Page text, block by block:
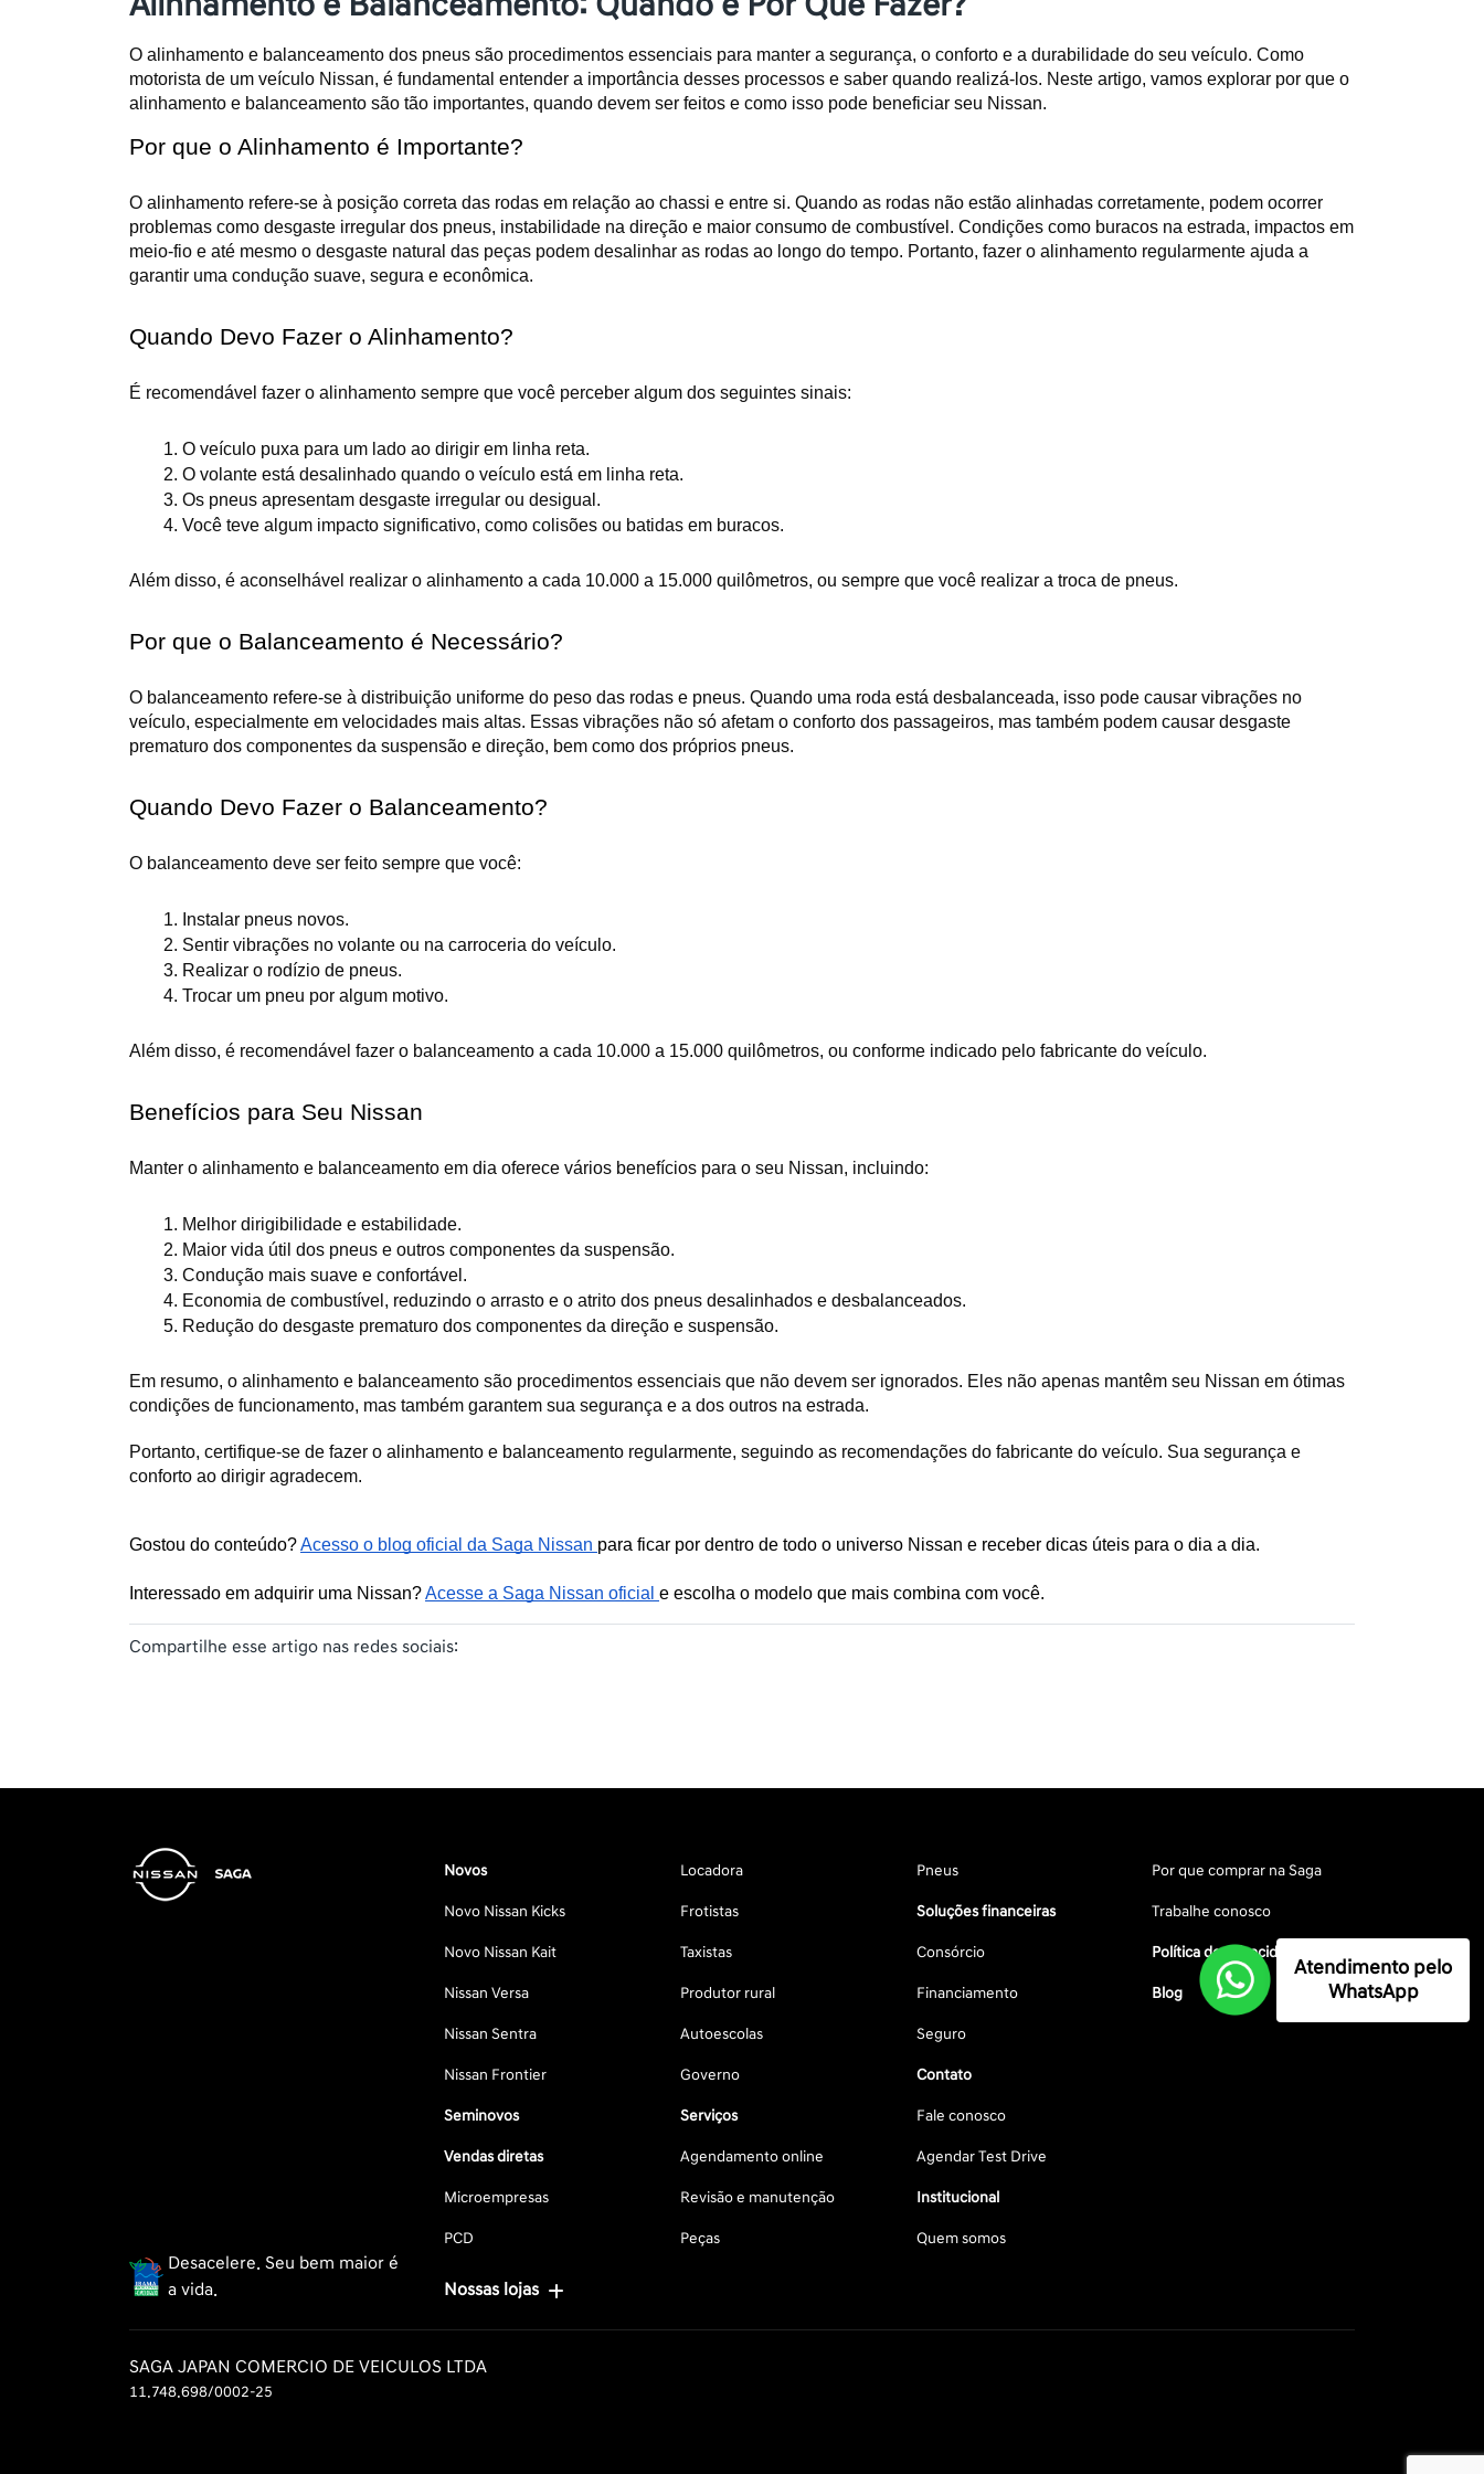
O alinhamento e balanceamento dos pneus são procedimentos essenciais para manter a segurança, o conforto e a durabilidade do seu veículo. Como
motorista de um veículo Nissan, é fundamental entender a importância desses processos e saber quando realizá-los. Neste artigo, vamos explorar por que o
alinhamento e balanceamento são tão importantes, quando devem ser feitos e como isso pode beneficiar seu Nissan.
Por que o Alinhamento é Importante?
O alinhamento refere-se à posição correta das rodas em relação ao chassi e entre si. Quando as rodas não estão alinhadas corretamente, podem ocorrer
problemas como desgaste irregular dos pneus, instabilidade na direção e maior consumo de combustível. Condições como buracos na estrada, impactos em
meio-fio e até mesmo o desgaste natural das peças podem desalinhar as rodas ao longo do tempo. Portanto, fazer o alinhamento regularmente ajuda a
garantir uma condução suave, segura e econômica.
Quando Devo Fazer o Alinhamento?
É recomendável fazer o alinhamento sempre que você perceber algum dos seguintes sinais:
O veículo puxa para um lado ao dirigir em linha reta.
O volante está desalinhado quando o veículo está em linha reta.
Os pneus apresentam desgaste irregular ou desigual.
Você teve algum impacto significativo, como colisões ou batidas em buracos.
Além disso, é aconselhável realizar o alinhamento a cada 10.000 a 15.000 quilômetros, ou sempre que você realizar a troca de pneus.
Por que o Balanceamento é Necessário?
O balanceamento refere-se à distribuição uniforme do peso das rodas e pneus. Quando uma roda está desbalanceada, isso pode causar vibrações no
veículo, especialmente em velocidades mais altas. Essas vibrações não só afetam o conforto dos passageiros, mas também podem causar desgaste
prematuro dos componentes da suspensão e direção, bem como dos próprios pneus.
Quando Devo Fazer o Balanceamento?
O balanceamento deve ser feito sempre que você:
Instalar pneus novos.
Sentir vibrações no volante ou na carroceria do veículo.
Realizar o rodízio de pneus.
Trocar um pneu por algum motivo.
Além disso, é recomendável fazer o balanceamento a cada 10.000 a 15.000 quilômetros, ou conforme indicado pelo fabricante do veículo.
Benefícios para Seu Nissan
Manter o alinhamento e balanceamento em dia oferece vários benefícios para o seu Nissan, incluindo:
Melhor dirigibilidade e estabilidade.
Maior vida útil dos pneus e outros componentes da suspensão.
Condução mais suave e confortável.
Economia de combustível, reduzindo o arrasto e o atrito dos pneus desalinhados e desbalanceados.
Redução do desgaste prematuro dos componentes da direção e suspensão.
Em resumo, o alinhamento e balanceamento são procedimentos essenciais que não devem ser ignorados. Eles não apenas mantêm seu Nissan em ótimas
condições de funcionamento, mas também garantem sua segurança e a dos outros na estrada.
Portanto, certifique-se de fazer o alinhamento e balanceamento regularmente, seguindo as recomendações do fabricante do veículo. Sua segurança e
conforto ao dirigir agradecem.
Gostou do conteúdo? Acesso o blog oficial da Saga Nissan para ficar por dentro de todo o universo Nissan e receber dicas úteis para o dia a dia.
Interessado em adquirir uma Nissan? Acesse a Saga Nissan oficial e escolha o modelo que mais combina com você.
Compartilhe esse artigo nas redes sociais:
Desacelere. Seu bem maior é
a vida.
Novos
Novo Nissan Kicks
Novo Nissan Kait
Nissan Versa
Nissan Sentra
Nissan Frontier
Seminovos
Vendas diretas
Microempresas
PCD
Locadora
Frotistas
Taxistas
Produtor rural
Autoescolas
Governo
Serviços
Agendamento online
Revisão e manutenção
Peças
Pneus
Soluções financeiras
Consórcio
Financiamento
Seguro
Contato
Fale conosco
Agendar Test Drive
Institucional
Quem somos
Por que comprar na Saga
Trabalhe conosco
Política de privacidade
Blog
Nossas lojas
SAGA JAPAN COMERCIO DE VEICULOS LTDA
11.748.698/0002-25
Atendimento pelo
WhatsApp